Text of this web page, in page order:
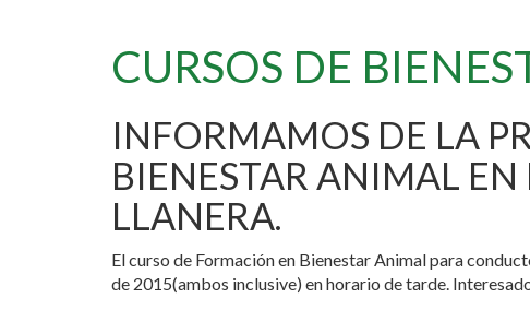
CURSOS DE
INFORMAMOS DE LA
BIENESTAR ANIMAL
LLANERA.
El curso de Formación en Bienestar Animal para
de 2015(ambos inclusive) en horario de tarde.